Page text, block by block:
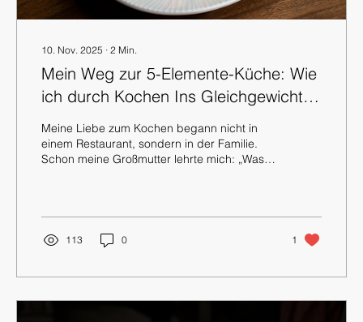
10. Nov. 2025 ∙ 2 Min.
Mein Weg zur 5-Elemente-Küche: Wie
ich durch Kochen Ins Gleichgewicht
Meine Liebe zum Kochen begann nicht in
einem Restaurant, sondern in der Familie.
Schon meine Großmutter lehrte mich: „Was
Weg, Körper und Seele in Einklang zu
bringen. Dabei hat mich die 5-Elemente-
Küche tief geprägt und begleitet. Mein Weg
von der 5-Elemente-Küche hörte, war ich
neugierig, aber auch skeptisch. Für...
113 0 1